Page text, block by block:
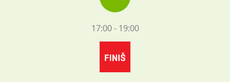
17:00 - 19:00